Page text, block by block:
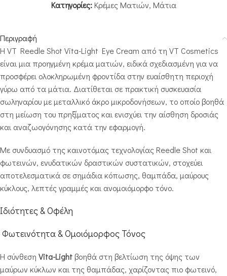
Κατηγορίες: Κρέμες Ματιών, Μάτια
Περιγραφή
Η VT Reedle Shot Vita-Light Eye Cream από τη VT Cosmetics
είναι μια προηγμένη κρέμα ματιών, ειδικά σχεδιασμένη για να
προσφέρει ολοκληρωμένη φροντίδα στην ευαίσθητη περιοχή
γύρω από τα μάτια. Διατίθεται σε πρακτική συσκευασία
σωληναρίου με μεταλλικό άκρο μικροδονήσεων, το οποίο βοηθά
στη μείωση του πρηξίματος και ενισχύει την αίσθηση δροσιάς
και αναζωογόνησης κατά την εφαρμογή.
Με συνδυασμό της καινοτόμας τεχνολογίας Reedle Shot και
φωτεινών, ενυδατικών δραστικών συστατικών, στοχεύει
αποτελεσματικά σε σημάδια κόπωσης, θαμπάδα, μαύρους
κύκλους, λεπτές γραμμές και ανομοιόμορφο τόνο.
Ιδιότητες & Οφέλη
Φωτεινότητα & Ομοιόμορφος Τόνος
Η σύνθεση Vita-Lightβοηθά στη βελτίωση της όψης των
μαύρων κύκλων και της θαμπάδας, χαρίζοντας πιο φωτεινό,